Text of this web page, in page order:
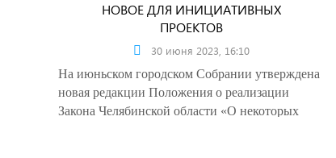
НОВОЕ ДЛЯ ИНИЦИАТИВНЫХ
ПРОЕКТОВ
30 июня 2023, 16:10
На июньском городском Собрании утверждена
новая редакции Положения о реализации
Закона Челябинской области «О некоторых